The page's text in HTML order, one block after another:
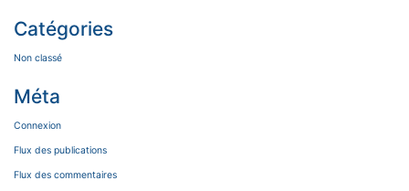
Catégories
Non classé
Méta
Connexion
Flux des publications
Flux des commentaires